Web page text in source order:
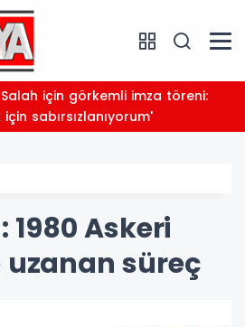
sabırsızlanıyorum'
Askeri
uzanan süreç